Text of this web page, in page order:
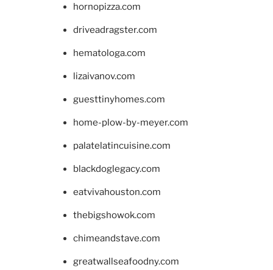
hornopizza.com
driveadragster.com
hematologa.com
lizaivanov.com
guesttinyhomes.com
home-plow-by-meyer.com
palatelatincuisine.com
blackdoglegacy.com
eatvivahouston.com
thebigshowok.com
chimeandstave.com
greatwallseafoodny.com